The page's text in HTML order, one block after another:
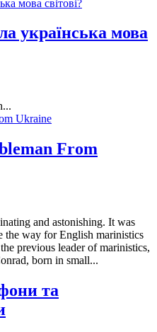
українська мова
From
and astonishing. It was
the way for English marinistics
previous leader of marinistics,
born in small...
та